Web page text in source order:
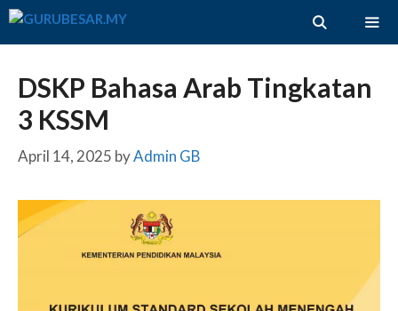
Skip
DSKP Bahasa Arab Tingkatan
3 KSSM
April 14, 2025 byAdmin GB